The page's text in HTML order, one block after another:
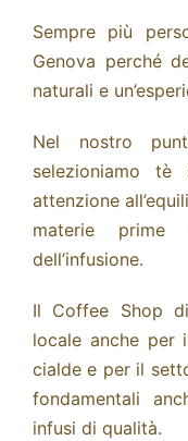
Sempre più
Genova perché
naturali e
Nel nostro
selezioniamo
attenzione
materie prime
dell’infusione.
Il Coffee Shop
locale anche
cialdee per il
fondamentali
infusi di qualità.